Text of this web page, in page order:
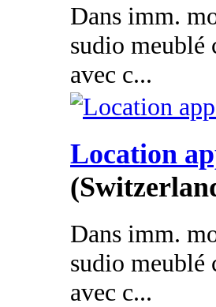
Dans imm.
sudio meublé
avec c...
Location
Dans imm.
sudio meublé
avec c...